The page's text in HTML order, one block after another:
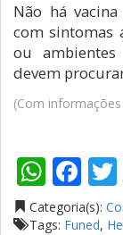
Não há
com sintomas
ou
devem
(Com
Categoria(s):
Tags: Funed,